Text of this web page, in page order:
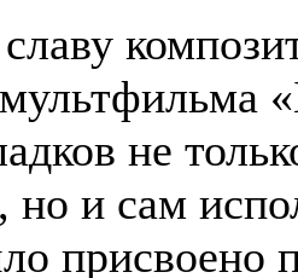
не
но и сам
присвоено